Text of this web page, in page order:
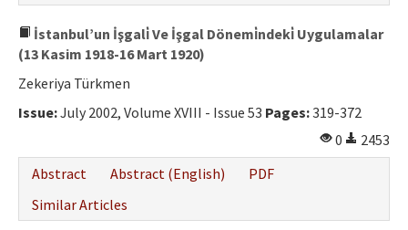
İstanbul’un İşgali̇ Ve İşgal Dönemi̇ndeki̇ Uygulamalar
(13 Kasim 1918-16 Mart 1920)
Zekeriya Türkmen
Issue:July 2002, Volume XVIII - Issue 53 Pages:319-372
0
2453
Abstract
Abstract (English)
PDF
Similar Articles